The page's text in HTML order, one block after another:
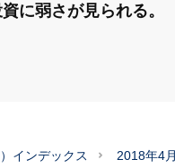
に弱さが見られる。
インデックス 2018年4